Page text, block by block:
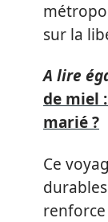
sur la
A lire
de miel
marié ?
Ce